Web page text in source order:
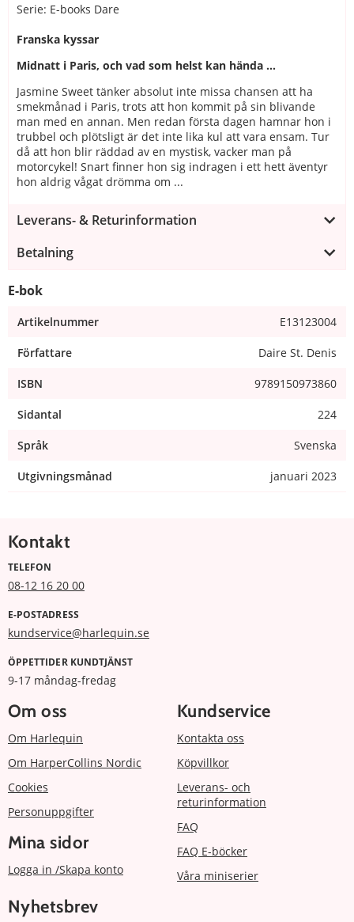
Serie: E-books Dare
Franska kyssar
Midnatt i Paris, och vad som helst kan hända …
Jasmine Sweet tänker absolut inte missa chansen att ha
smekmånad i Paris, trots att hon kommit på sin blivande
man med en annan. Men redan första dagen hamnar hon i
trubbel och plötsligt är det inte lika kul att vara ensam. Tur
då att hon blir räddad av en mystisk, vacker man på
motorcykel! Snart finner hon sig indragen i ett hett äventyr
hon aldrig vågat drömma om ...
Leverans- & Returinformation
Betalning
E-bok
Artikelnummer E13123004
Författare Daire St. Denis
ISBN 9789150973860
Sidantal 224
Språk Svenska
Utgivningsmånad januari 2023
Kontakt
TELEFON
08-12 16 20 00
E-POSTADRESS
kundservice@harlequin.se
ÖPPETTIDER KUNDTJÄNST
9-17 måndag-fredag
Om oss
Om Harlequin
Om HarperCollins Nordic
Cookies
Personuppgifter
Mina sidor
Logga in /Skapa konto
Kundservice
Kontakta oss
Köpvillkor
Leverans- och
returinformation
FAQ
FAQ E-böcker
Våra miniserier
Nyhetsbrev